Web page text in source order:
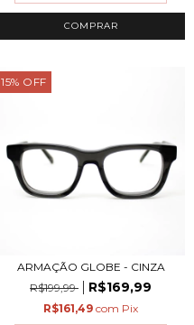
COMPRAR
15% OFF
ARMAÇÃO GLOBE - CINZA
R$199,99
R$169,99
R$161,49 com Pix